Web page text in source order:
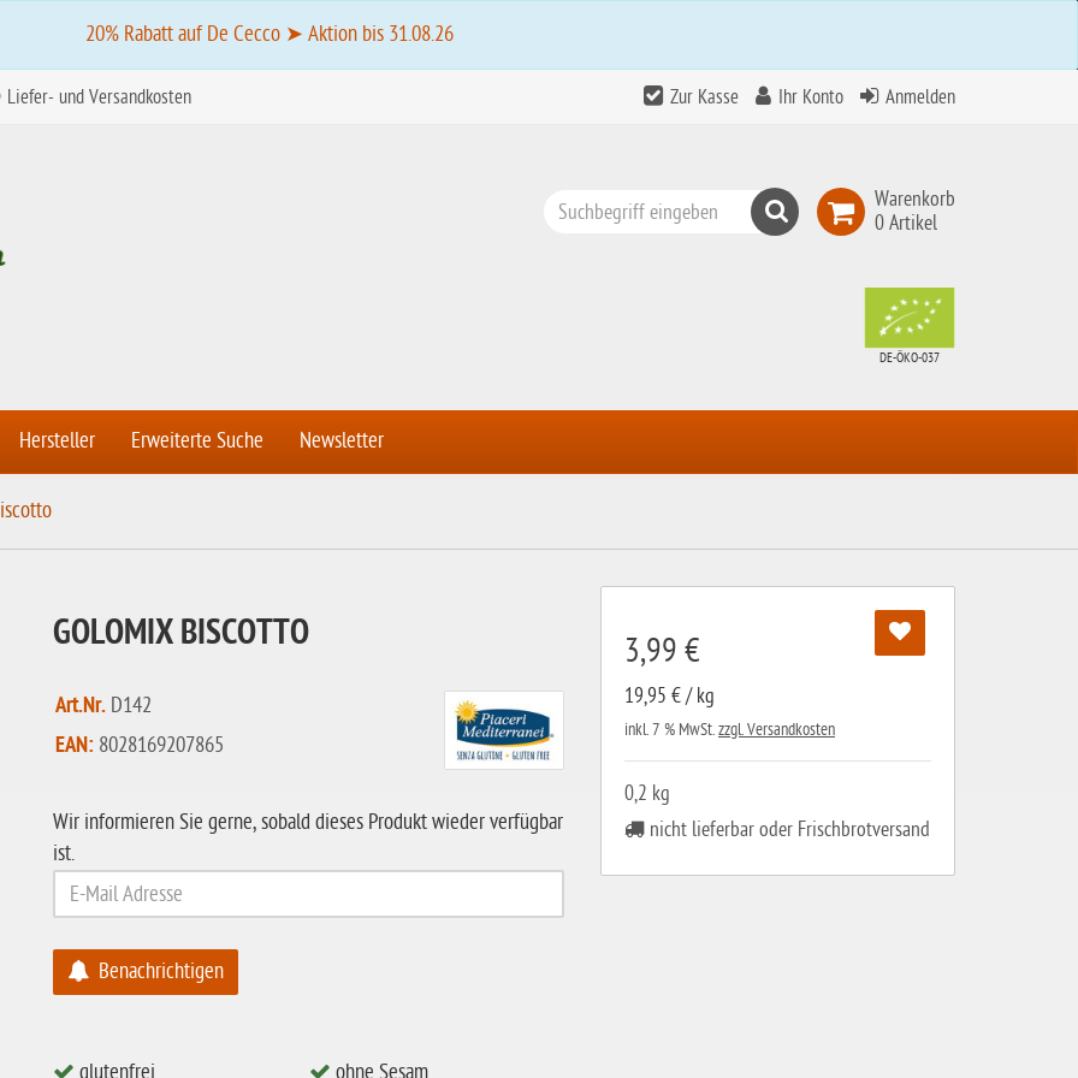
20% Rabatt auf De Cecco ➤ Aktion bis 31.08.26
Liefer- und Versandkosten Zur Kasse Ihr Konto Anmelden
Warenkorb
0 Artikel
Suchen
DE-ÖKO-037
Hersteller Erweiterte Suche Newsletter
3,99 €
19,95 € / kg
inkl. 7 % MwSt.zzgl. Versandkosten
0,2 kg
nicht lieferbar oder Frischbrotversand
GOLOMIX BISCOTTO
Art.Nr. D142
EAN: 8028169207865
Wir informieren Sie gerne, sobald dieses Produkt wieder verfügbar
ist.
Benachrichtigen
glutenfrei
ohne Sesam